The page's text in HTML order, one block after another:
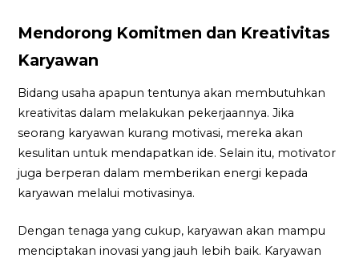
Mendorong Komitmen dan Kreativitas
Karyawan
Bidang usaha apapun tentunya akan membutuhkan
kreativitas dalam melakukan pekerjaannya. Jika
seorang karyawan kurang motivasi, mereka akan
kesulitan untuk mendapatkan ide. Selain itu, motivator
juga berperan dalam memberikan energi kepada
karyawan melalui motivasinya.
Dengan tenaga yang cukup, karyawan akan mampu
menciptakan inovasi yang jauh lebih baik. Karyawan